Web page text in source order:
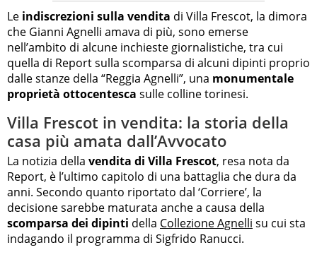
Le indiscrezioni sulla vendita di Villa Frescot, la dimora
che Gianni Agnelli amava di più, sono emerse
nell’ambito di alcune inchieste giornalistiche, tra cui
quella di Report sulla scomparsa di alcuni dipinti proprio
dalle stanze della “Reggia Agnelli”, una monumentale
proprietà ottocentesca sulle colline torinesi.
Villa Frescot in vendita: la storia della
casa più amata dall’Avvocato
La notizia della vendita di Villa Frescot, resa nota da
Report, è l’ultimo capitolo di una battaglia che dura da
anni. Secondo quanto riportato dal ‘Corriere’, la
decisione sarebbe maturata anche a causa della
scomparsa dei dipinti della Collezione Agnelli su cui sta
indagando il programma di Sigfrido Ranucci.